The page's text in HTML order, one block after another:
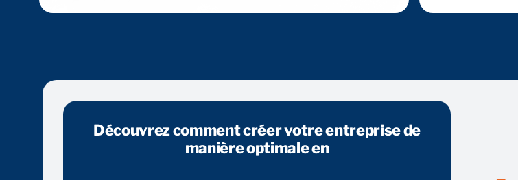
Découvrez comment créer votre entreprise de
manière optimale en